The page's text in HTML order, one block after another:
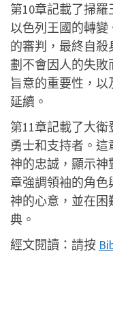
第10章記載了掃
以色列王國的轉變
的審判，最終自
劃不會因人的失敗
旨意的重要性，
延續。
第11章記載了大
勇士和支持者。
神的忠誠，顯示
章強調領袖的角
神的心意，並在困
典。
經文閱讀： 請按